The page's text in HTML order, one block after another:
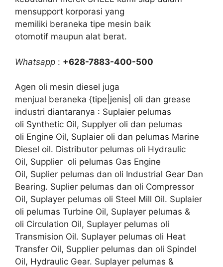
mensupport korporasi yang
memiliki beraneka tipe mesin baik
otomotif maupun alat berat.
Whatsapp : +628-7883-400-500
Agen oli mesin diesel juga
menjual beraneka {tipe|jenis| oli dan grease
industri diantaranya : Suplaier pelumas
oli Synthetic Oil, Supplyer oli dan pelumas
oli Engine Oil, Suplaier oli dan pelumas Marine
Diesel oil. Distributor pelumas oli Hydraulic
Oil, Supplier oli pelumas Gas Engine
Oil, Suplier pelumas dan oli Industrial Gear Dan
Bearing. Suplier pelumas dan oli Compressor
Oil, Suplayer pelumas oli Steel Mill Oil. Suplaier
oli pelumas Turbine Oil, Suplayer pelumas &
oli Circulation Oil, Suplayer pelumas oli
Transmision Oil. Suplayer pelumas oli Heat
Transfer Oil, Supplier pelumas dan oli Spindel
Oil, Hydraulic Gear. Suplayer pelumas &